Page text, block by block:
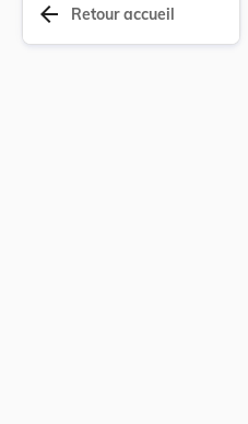
arrow_back Retour accueil